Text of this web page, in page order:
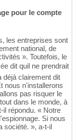
pour le compte
les entreprises sont
national, de
». Toutefois, le
dit quil ne prendrait
déjà clairement dit
nous n'installerons
pas risquer le
dans le monde, à
répondu. « Notre
Si nous
société. », a-t-il